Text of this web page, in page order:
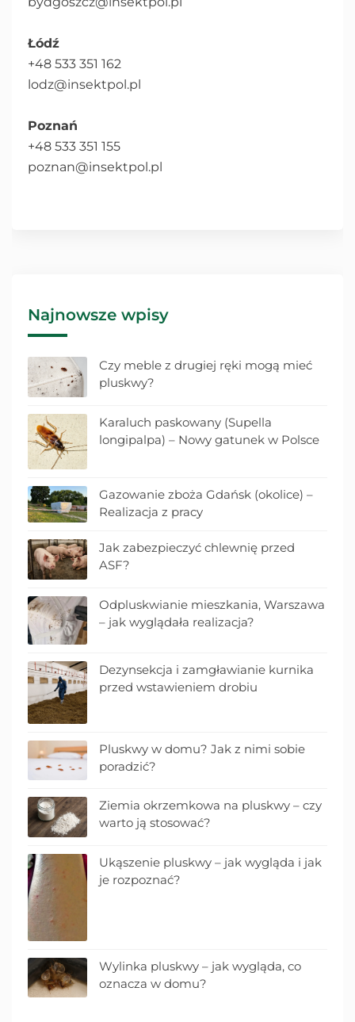
Łódź
+48 533 351 162
lodz@insektpol.pl
Poznań
+48 533 351 155
poznan@insektpol.pl
Najnowsze wpisy
Czy meble z drugiej ręki mogą mieć
pluskwy?
Karaluch paskowany (Supella
longipalpa) – Nowy gatunek w Polsce
Gazowanie zboża Gdańsk (okolice) –
Realizacja z pracy
Jak zabezpieczyć chlewnię przed
ASF?
Odpluskwianie mieszkania, Warszawa
– jak wyglądała realizacja?
Dezynsekcja i zamgławianie kurnika
przed wstawieniem drobiu
Pluskwy w domu? Jak z nimi sobie
poradzić?
Ziemia okrzemkowa na pluskwy – czy
warto ją stosować?
Ukąszenie pluskwy – jak wygląda i jak
je rozpoznać?
Wylinka pluskwy – jak wygląda, co
oznacza w domu?